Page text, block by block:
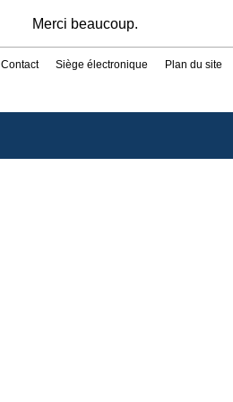
Merci beaucoup.
Contact Siège électronique Plan du site